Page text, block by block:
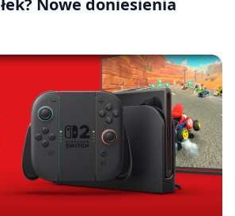
Nowe doniesienia